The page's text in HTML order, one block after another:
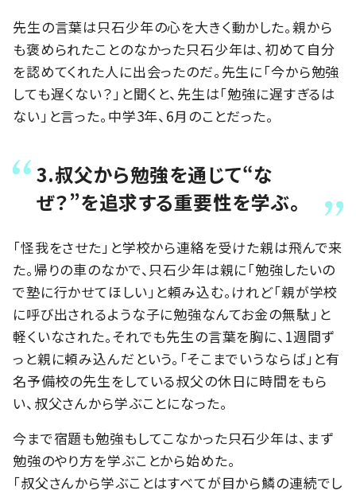
先生の言葉は只石少年の心を大きく動かした。親から
も褒められたことのなかった只石少年は、初めて自分
を認めてくれた人に出会ったのだ。先生に「今から勉強
しても遅くない？」と聞くと、先生は「勉強に遅すぎるは
ない」と言った。中学3年、6月のことだった。
3.叔父から勉強を通じて“な
ぜ？”を追求する重要性を学ぶ。
「怪我をさせた」と学校から連絡を受けた親は飛んで来
た。帰りの車のなかで、只石少年は親に「勉強したいの
で塾に行かせてほしい」と頼み込む。けれど「親が学校
に呼び出されるような子に勉強なんてお金の無駄」と
軽くいなされた。それでも先生の言葉を胸に、1週間ず
っと親に頼み込んだという。「そこまでいうならば」と有
名予備校の先生をしている叔父の休日に時間をもら
い、叔父さんから学ぶことになった。
今まで宿題も勉強もしてこなかった只石少年は、まず
勉強のやり方を学ぶことから始めた。
「叔父さんから学ぶことはすべてが目から鱗の連続でし